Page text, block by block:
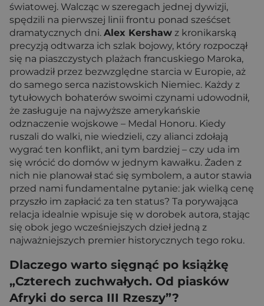
światowej. Walcząc w szeregach jednej dywizji,
spędzili na pierwszej linii frontu ponad sześćset
dramatycznych dni. Alex Kershaw z kronikarską
precyzją odtwarza ich szlak bojowy, który rozpoczął
się na piaszczystych plażach francuskiego Maroka,
prowadził przez bezwzględne starcia w Europie, aż
do samego serca nazistowskich Niemiec. Każdy z
tytułowych bohaterów swoimi czynami udowodnił,
że zasługuje na najwyższe amerykańskie
odznaczenie wojskowe – Medal Honoru. Kiedy
ruszali do walki, nie wiedzieli, czy alianci zdołają
wygrać ten konflikt, ani tym bardziej – czy uda im
się wrócić do domów w jednym kawałku. Żaden z
nich nie planował stać się symbolem, a autor stawia
przed nami fundamentalne pytanie: jak wielką cenę
przyszło im zapłacić za ten status? Ta porywająca
relacja idealnie wpisuje się w dorobek autora, stając
się obok jego wcześniejszych dzieł jedną z
najważniejszych premier historycznych tego roku.
Dlaczego warto sięgnąć po książkę
„Czterech zuchwałych. Od piasków
Afryki do serca III Rzeszy”?